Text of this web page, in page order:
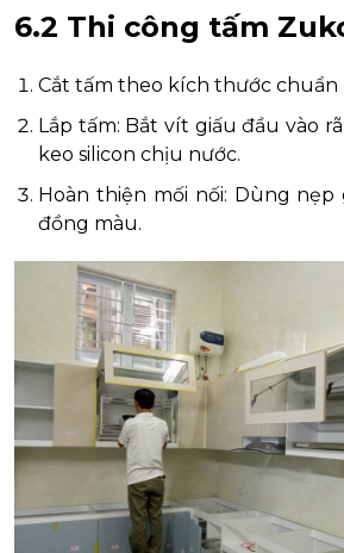
6.2 Thi công tấm
Cắt tấm theo kích thước chuẩn
Lắp tấm: Bắt vít giấu đầu vào
keo silicon chịu nước.
Hoàn thiện mối nối: Dùng nẹp
đồng màu.